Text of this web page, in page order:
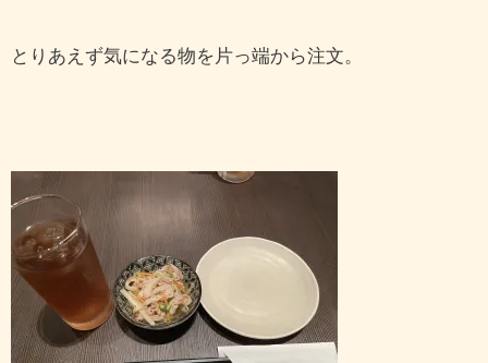
とりあえず気になる物を片っ端から注文。